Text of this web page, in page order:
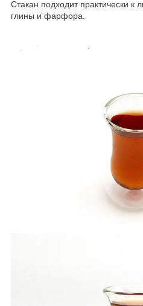
Стакан подходит практически к
глины и фарфора.